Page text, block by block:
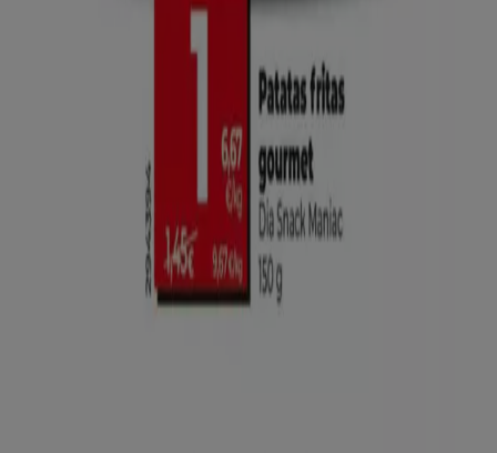
Descargar la APP
Tiendeo international
United Kingdom México
Argentina France
United States
Deutschland Perú
Türkiye Polska Norge
Ecuador Singapore South Africa